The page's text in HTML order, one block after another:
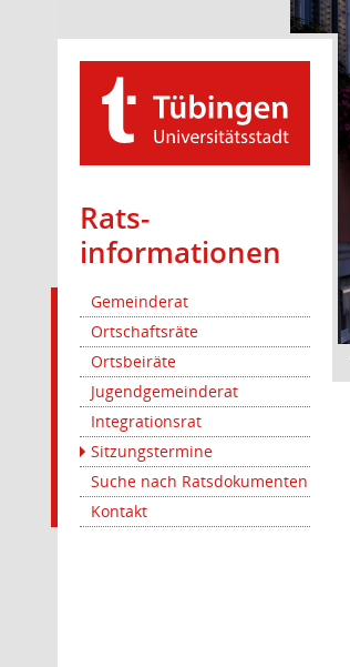
Rats­
informationen
Gemeinderat
Ortschaftsräte
Ortsbeiräte
Jugendgemeinderat
Integrationsrat
Sitzungstermine
Suche nach Ratsdokumenten
Kontakt